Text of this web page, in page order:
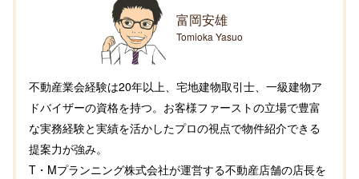
富岡安雄
Tomioka Yasuo
不動産業会経験は20年以上、宅地建物取引士、一級建物ア
ドバイザーの資格を持つ。お客様ファーストの立場で豊富
な実務経験と実績を活かしたプロの視点で物件紹介できる
提案力が強み。
T・Mプランニング株式会社が運営する不動産店舗の店長を